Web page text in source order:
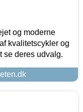
og moderne
kvalitetscykler og
se deres udvalg.